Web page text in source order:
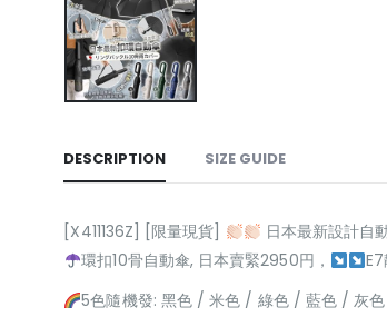
DESCRIPTION SIZE GUIDE
[X411136Z] [限量現貨] 日本最新設計自
環扣10骨自動傘, 日本賣緊2950円，
5色隨機發: 黑色 / 米色 / 綠色 / 藍色 / 灰色